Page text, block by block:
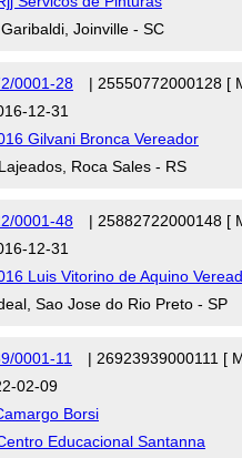
Joinville - SC
0001-28
| 25550772000128 [
12-31
Gilvani Bronca Vereador
Roca Sales - RS
0001-48
| 25882722000148 [
12-31
Luis Vitorino de Aquino
Sao Jose do Rio Preto - SP
0001-11
| 26923939000111 [
02-09
Borsi
Educacional Santanna